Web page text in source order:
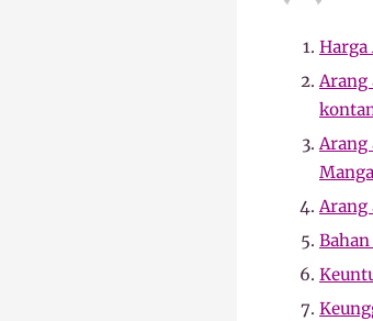
Arang
Arang
Arang